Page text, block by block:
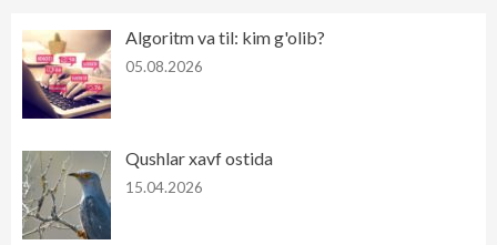
Algoritm va til: kim g'olib?
05.08.2026
Qushlar xavf ostida
15.04.2026